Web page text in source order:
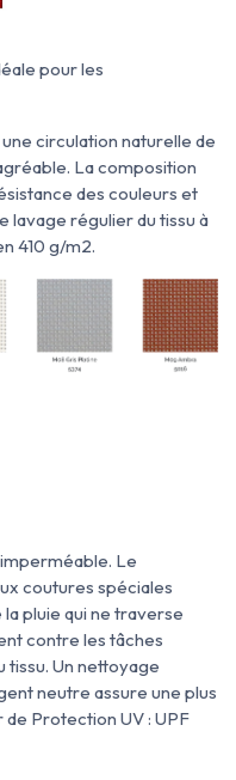
pour les
circulation naturelle de
La composition
des couleurs et
lavage régulier du tissu à
410 g/m2.
Le
coutures spéciales
pluie qui ne traverse
contre les tâches
Un nettoyage
neutre assure une plus
Protection UV : UPF